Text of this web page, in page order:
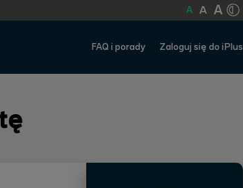
A A A
FAQ i porady Zaloguj się do iPlus